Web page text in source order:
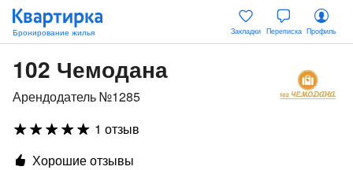
Закладки Переписка Профиль
102 Чемодана
Арендодатель №1285
1 отзыв
Хорошие отзывы